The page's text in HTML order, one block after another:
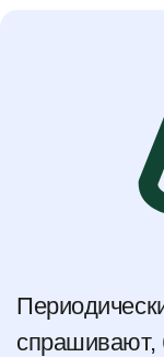
спрашивают,